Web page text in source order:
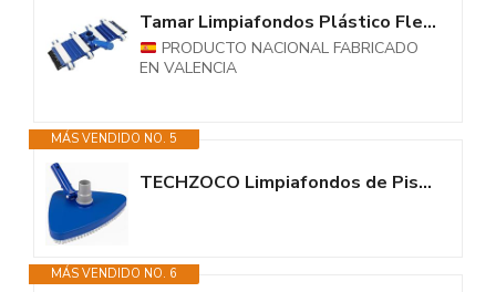
Tamar Limpiafondos Plástico Flexible, Limpieza Manual Piscina, Cepillo...
PRODUCTO NACIONAL FABRICADO
EN VALENCIA
MÁS VENDIDO NO. 5
TECHZOCO Limpiafondos de Piscina Triangular Manual, Cabezal de aspiradora...
MÁS VENDIDO NO. 6